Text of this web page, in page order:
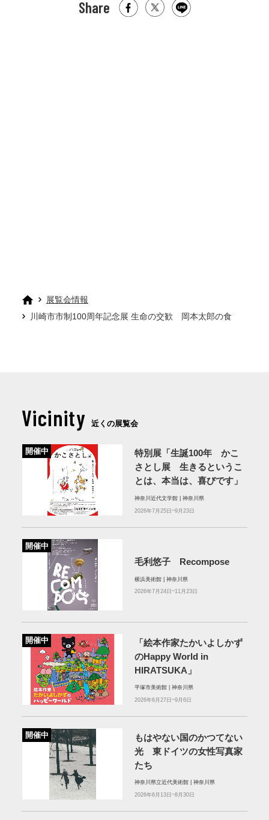
Share
展覧会情報
川崎市市制100周年記念展 生命の交歓 岡本太郎の食
Vicinity 近くの展覧会
開催中
特別展「生誕100年 かこ
さとし展 生きるというこ
とは、本当は、喜びです」
神奈川近代文学館 | 神奈川県
2026年7月25日~9月23日
開催中
毛利悠子 Recompose
横浜美術館 | 神奈川県
2026年7月24日~11月23日
開催中
「絵本作家たかいよしかず
のHappy World in
HIRATSUKA」
平塚市美術館 | 神奈川県
2026年6月27日~9月6日
開催中
もはやない国のかつてない
光 東ドイツの女性写真家
たち
神奈川県立近代美術館 | 神奈川県
2026年6月13日~8月30日